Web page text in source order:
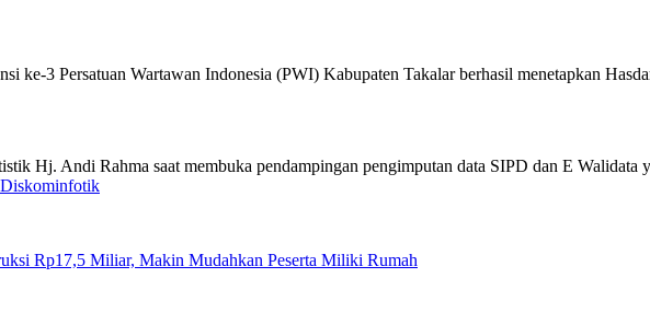
3 Persatuan Wartawan Indonesia (PWI) Kabupaten Takalar berhasil menetapkan
Rp17,5 Miliar, Makin Mudahkan Peserta Miliki Rumah